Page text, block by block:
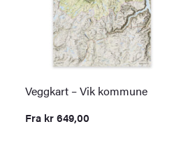
Veggkart – Vik kommune
Fra kr649,00